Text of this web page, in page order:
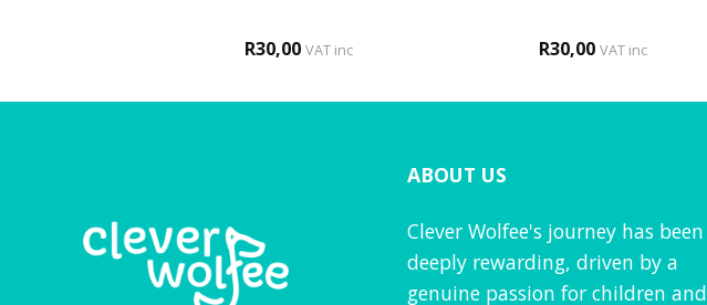
R30,00 VAT inc R30,00 VAT inc
ABOUT US
Clever Wolfee's journey has been
deeply rewarding, driven by a
genuine passion for children and